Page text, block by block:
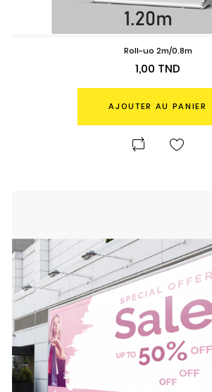
Roll-uo 2m/0.8m
Prix
1,00 TND
AJOUTER AU PANIER